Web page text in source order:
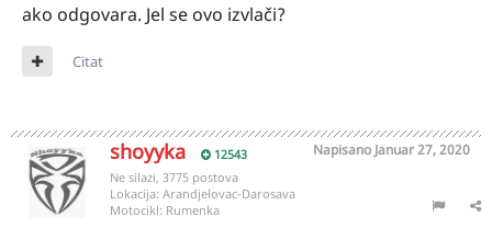
ako odgovara. Jel se ovo izvlači?
Citat
shoyyka 12543 Napisano Januar 27, 2020
Ne silazi, 3775 postova
Lokacija: Arandjelovac-Darosava
Motocikl: Rumenka